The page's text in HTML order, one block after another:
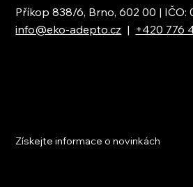
Příkop 838/6, Brno, 602 00 | IČO:
info@eko-adepto.cz | +420 776
Získejte informace o novinkách